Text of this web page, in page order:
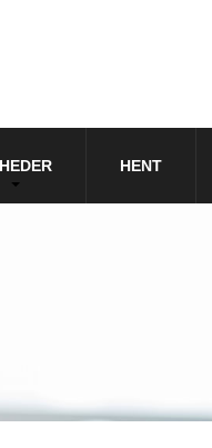
HENT